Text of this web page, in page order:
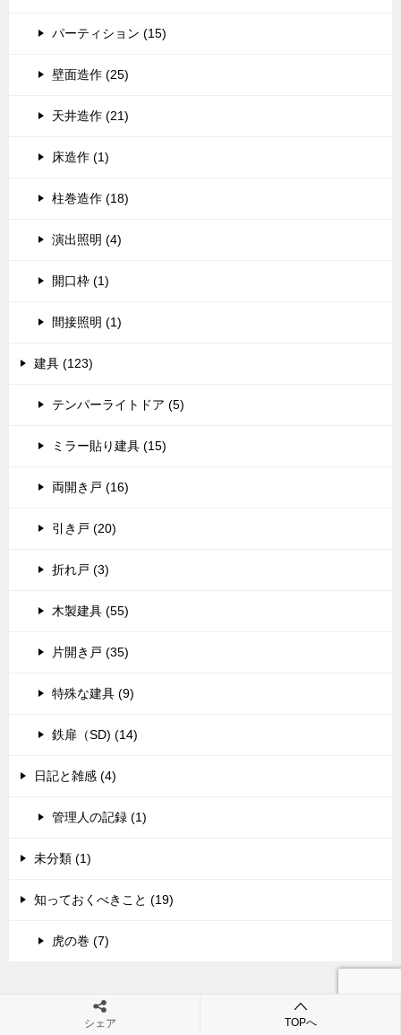
パーティション (15)
壁面造作 (25)
天井造作 (21)
床造作 (1)
柱巻造作 (18)
演出照明 (4)
開口枠 (1)
間接照明 (1)
建具 (123)
テンパーライトドア (5)
ミラー貼り建具 (15)
両開き戸 (16)
引き戸 (20)
折れ戸 (3)
木製建具 (55)
片開き戸 (35)
特殊な建具 (9)
鉄扉（SD) (14)
日記と雑感 (4)
管理人の記録 (1)
未分類 (1)
知っておくべきこと (19)
虎の巻 (7)
シェア TOPへ